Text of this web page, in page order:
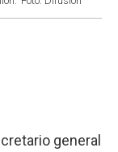
general